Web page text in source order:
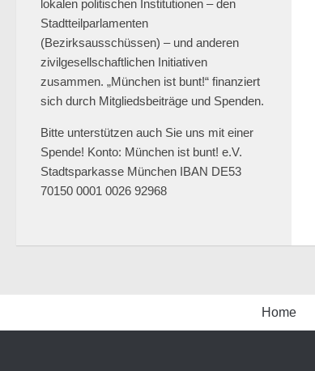
#muenchengegenantisemitismus
#neveragainisnow
#bringthemhomenow
2 13 Twitter
Mehr laden
lokalen politischen Institutionen – den
Stadtteilparlamenten
(Bezirksausschüssen) – und anderen
zivilgesellschaftlichen Initiativen
zusammen. „München ist bunt!“ finanziert
sich durch Mitgliedsbeiträge und Spenden.
Bitte unterstützen auch Sie uns mit einer
Spende! Konto: München ist bunt! e.V.
Stadtsparkasse München IBAN DE53
70150 0001 0026 92968
Home